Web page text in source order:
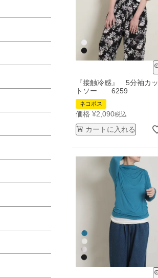
『接触冷感』 5分袖カッ
トソー 6259
ネコポス
価格 ¥2,090税込
カートに入れる